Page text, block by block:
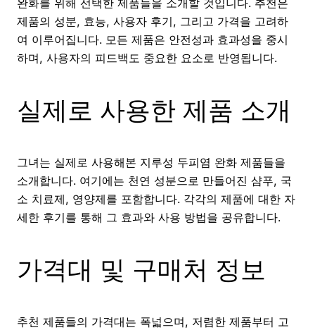
완화를 위해 선택한 제품들을 소개할 것입니다. 추천은
제품의 성분, 효능, 사용자 후기, 그리고 가격을 고려하
여 이루어집니다. 모든 제품은 안전성과 효과성을 중시
하며, 사용자의 피드백도 중요한 요소로 반영됩니다.
실제로 사용한 제품 소개
그녀는 실제로 사용해본 지루성 두피염 완화 제품들을
소개합니다. 여기에는 천연 성분으로 만들어진 샴푸, 국
소 치료제, 영양제를 포함합니다. 각각의 제품에 대한 자
세한 후기를 통해 그 효과와 사용 방법을 공유합니다.
가격대 및 구매처 정보
추천 제품들의 가격대는 폭넓으며, 저렴한 제품부터 고